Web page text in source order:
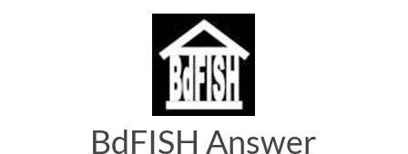
BdFISH Answer